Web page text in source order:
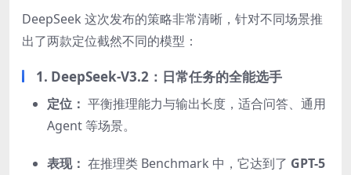
DeepSeek 这次发布的策略非常清晰，针对不同场景推
出了两款定位截然不同的模型：
1. DeepSeek-V3.2：日常任务的全能选手
定位： 平衡推理能力与输出长度，适合问答、通用
Agent 等场景。
表现： 在推理类 Benchmark 中，它达到了 GPT-5